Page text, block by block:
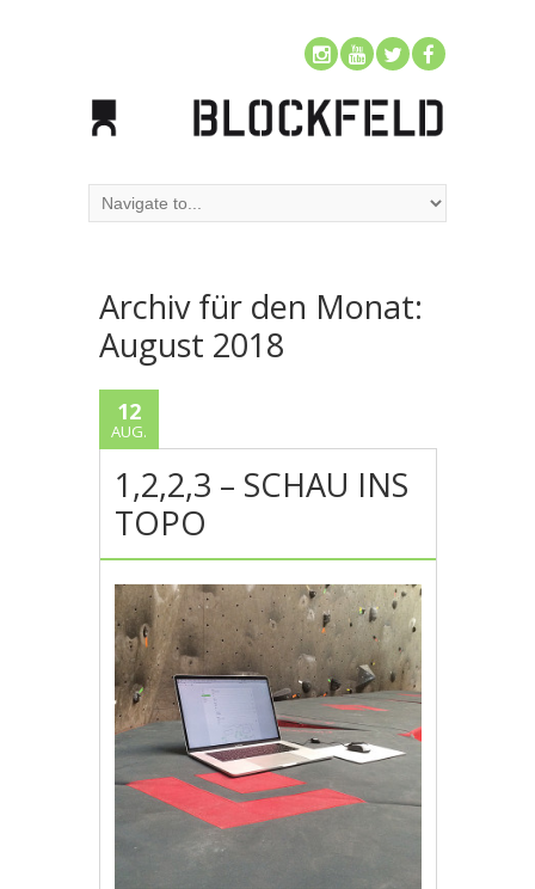
Archiv für den Monat:
August 2018
12
AUG.
1,2,2,3 – SCHAU INS
TOPO